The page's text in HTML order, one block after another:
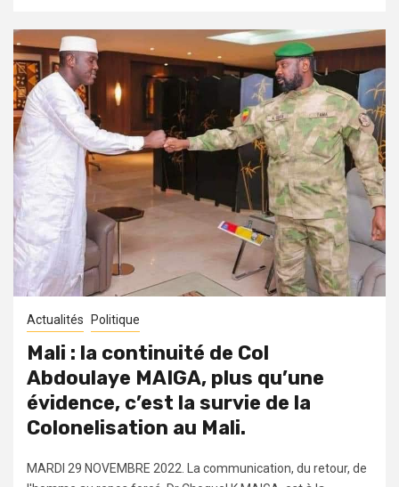
Actualités Politique
Mali : la continuité de Col
Abdoulaye MAIGA, plus qu’une
évidence, c’est la survie de la
Colonelisation au Mali.
MARDI 29 NOVEMBRE 2022. La communication, du retour, de